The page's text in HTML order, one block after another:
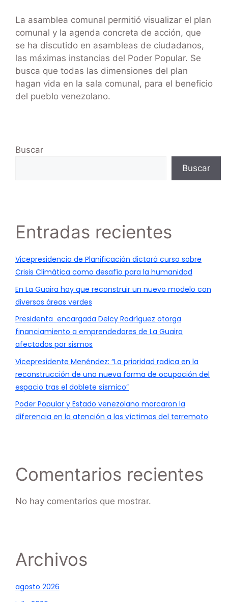
La asamblea comunal permitió visualizar el plan
comunal y la agenda concreta de acción, que
se ha discutido en asambleas de ciudadanos,
las máximas instancias del Poder Popular. Se
busca que todas las dimensiones del plan
hagan vida en la sala comunal, para el beneficio
del pueblo venezolano.
Buscar
Buscar
Entradas recientes
Vicepresidencia de Planificación dictará curso sobre
Crisis Climática como desafío para la humanidad
En La Guaira hay que reconstruir un nuevo modelo con
diversas áreas verdes
Presidenta encargada Delcy Rodríguez otorga
financiamiento a emprendedores de La Guaira
afectados por sismos
Vicepresidente Menéndez: “La prioridad radica en la
reconstrucción de una nueva forma de ocupación del
espacio tras el doblete sísmico”
Poder Popular y Estado venezolano marcaron la
diferencia en la atención a las víctimas del terremoto
Comentarios recientes
No hay comentarios que mostrar.
Archivos
agosto 2026